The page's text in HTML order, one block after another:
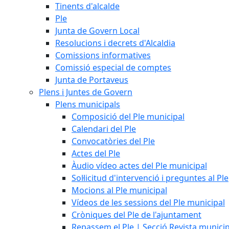
Tinents d'alcalde
Ple
Junta de Govern Local
Resolucions i decrets d'Alcaldia
Comissions informatives
Comissió especial de comptes
Junta de Portaveus
Plens i Juntes de Govern
Plens municipals
Composició del Ple municipal
Calendari del Ple
Convocatòries del Ple
Actes del Ple
Àudio vídeo actes del Ple municipal
Sol·licitud d'intervenció i preguntes al Ple
Mocions al Ple municipal
Vídeos de les sessions del Ple municipal
Cròniques del Ple de l'ajuntament